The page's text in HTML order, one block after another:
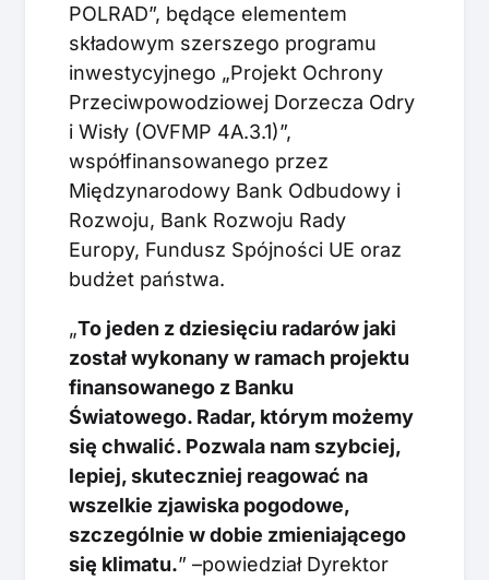
POLRAD”, będące elementem
składowym szerszego programu
inwestycyjnego „Projekt Ochrony
Przeciwpowodziowej Dorzecza Odry
i Wisły (OVFMP 4A.3.1)”,
współfinansowanego przez
Międzynarodowy Bank Odbudowy i
Rozwoju, Bank Rozwoju Rady
Europy, Fundusz Spójności UE oraz
budżet państwa.
„To jeden z dziesięciu radarów jaki
został wykonany w ramach projektu
finansowanego z Banku
Światowego. Radar, którym możemy
się chwalić. Pozwala nam szybciej,
lepiej, skuteczniej reagować na
wszelkie zjawiska pogodowe,
szczególnie w dobie zmieniającego
się klimatu.” –powiedział Dyrektor